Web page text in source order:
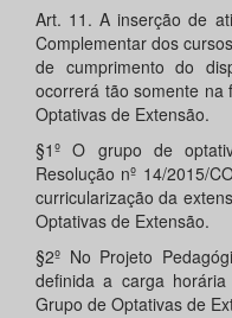
Art. 11. A inserção de
Complementar dos
de cumprimento do
ocorrerá tão somente na
Optativas de Extensão.
§1º O grupo de
Resolução nº 14/2015/
curricularização da
Optativas de Extensão.
§2º No Projeto
definida a carga
Grupo de Optativas de